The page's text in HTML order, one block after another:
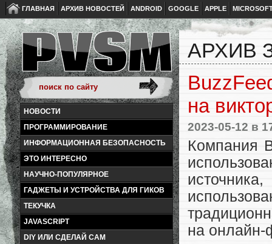
ГЛАВНАЯ АРХИВ НОВОСТЕЙ ANDROID GOOGLE APPLE
НОВОСТИ
ПРОГРАММИРОВАНИЕ
ИНФОРМАЦИОННАЯ БЕЗОПАСНОСТЬ
ЭТО ИНТЕРЕСНО
НАУЧНО-ПОПУЛЯРНОЕ
ГАДЖЕТЫ И УСТРОЙСТВА ДЛЯ ГИКОВ
ТЕКУЧКА
JAVASCRIPT
DIY ИЛИ СДЕЛАЙ САМ
АРХИВ
на
2023-05-12 в
Компания
на онлайн-